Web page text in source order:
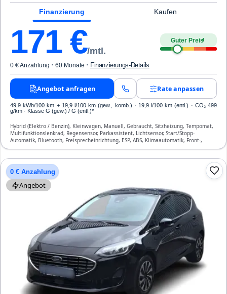
Finanzierung Kaufen
171€/mtl.
Guter Preis4
0 € Anzahlung · 60 Monate · Finanzierungs-Details
Angebot anfragen Rate anpassen
49,9 kWh/100 km + 19,9 l/100 km (gew., komb.) · 19,9 l/100 km (entl.) · CO₂ 499
g/km · Klasse G (gew.) / G (entl.)*
Hybrid (Elektro / Benzin), Kleinwagen, Manuell, Gebraucht, Sitzheizung, Tempomat,
Multifunktionslenkrad, Regensensor, Parkassistent, Lichtsensor, Start/Stopp-
Automatik, Bluetooth, Freisprecheinrichtung, ESP, ABS, Klimaautomatik, Front-,
Seiten- und weitere Airbags
0 € Anzahlung
Angebot